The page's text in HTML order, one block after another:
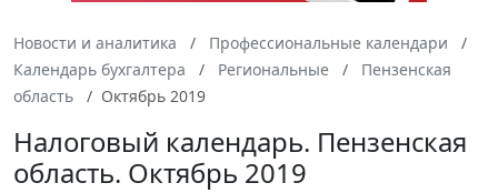
Новости и аналитика
Профессиональные календари
Календарь бухгалтера
Региональные
Пензенская
область
Октябрь 2019
Налоговый календарь. Пензенская
область. Октябрь 2019